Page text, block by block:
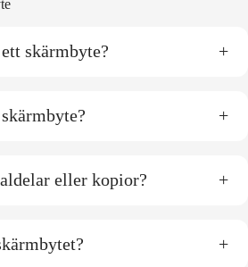
skärmbyte? +
+
eller kopior? +
+